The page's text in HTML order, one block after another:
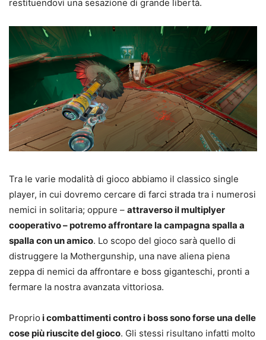
restituendovi una sesazione di grande libertà.
Tra le varie modalità di gioco abbiamo il classico single
player, in cui dovremo cercare di farci strada tra i numerosi
nemici in solitaria; oppure – attraverso il multiplyer
cooperativo – potremo affrontare la campagna spalla a
spalla con un amico. Lo scopo del gioco sarà quello di
distruggere la Mothergunship, una nave aliena piena
zeppa di nemici da affrontare e boss giganteschi, pronti a
fermare la nostra avanzata vittoriosa.
Proprio i combattimenti contro i boss sono forse una delle
cose più riuscite del gioco. Gli stessi risultano infatti molto